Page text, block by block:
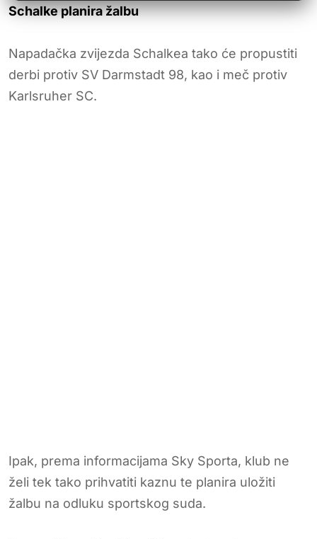
Schalke planira žalbu
Napadačka zvijezda Schalkea tako će propustiti
derbi protiv SV Darmstadt 98, kao i meč protiv
Karlsruher SC.
Ipak, prema informacijama Sky Sporta, klub ne
želi tek tako prihvatiti kaznu te planira uložiti
žalbu na odluku sportskog suda.